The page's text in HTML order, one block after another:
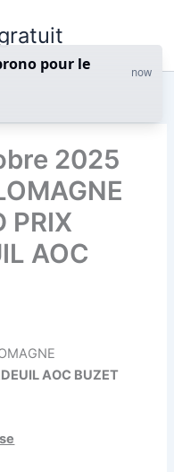
2025
PRIX
AOC
AOC BUZET
pour le
now